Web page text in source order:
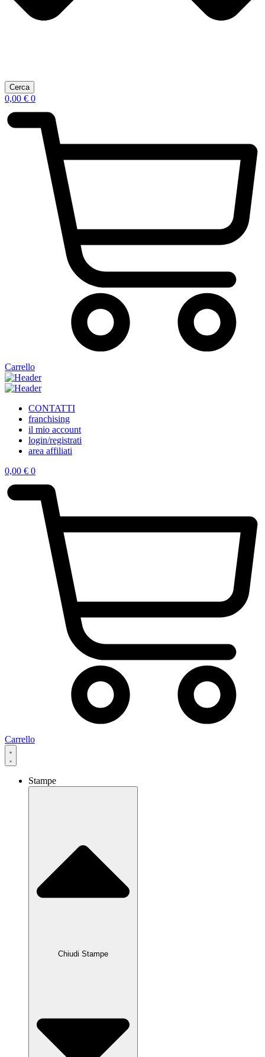
Cerca
0,00 € 0
Carrello
CONTATTI
franchising
il mio account
login/registrati
area affiliati
0,00 € 0
Carrello
Stampe
Chiudi Stampe